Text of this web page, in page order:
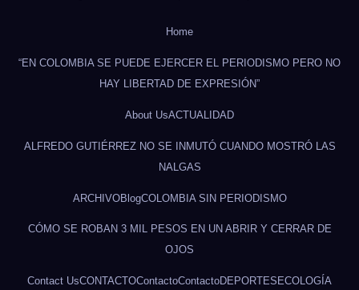
Home
“EN COLOMBIA SE PUEDE EJERCER EL PERIODISMO PERO NO
HAY LIBERTAD DE EXPRESIÓN”
About UsACTUALIDAD
ALFREDO GUTIÉRREZ NO SE INMUTÓ CUANDO MOSTRÓ LAS
NALGAS
ARCHIVOBlogCOLOMBIA SIN PERIODISMO
CÓMO SE ROBAN 3 MIL PESOS EN UN ABRIR Y CERRAR DE
OJOS
Contact UsCONTACTOContactoContactoDEPORTES ECOLOGÍA